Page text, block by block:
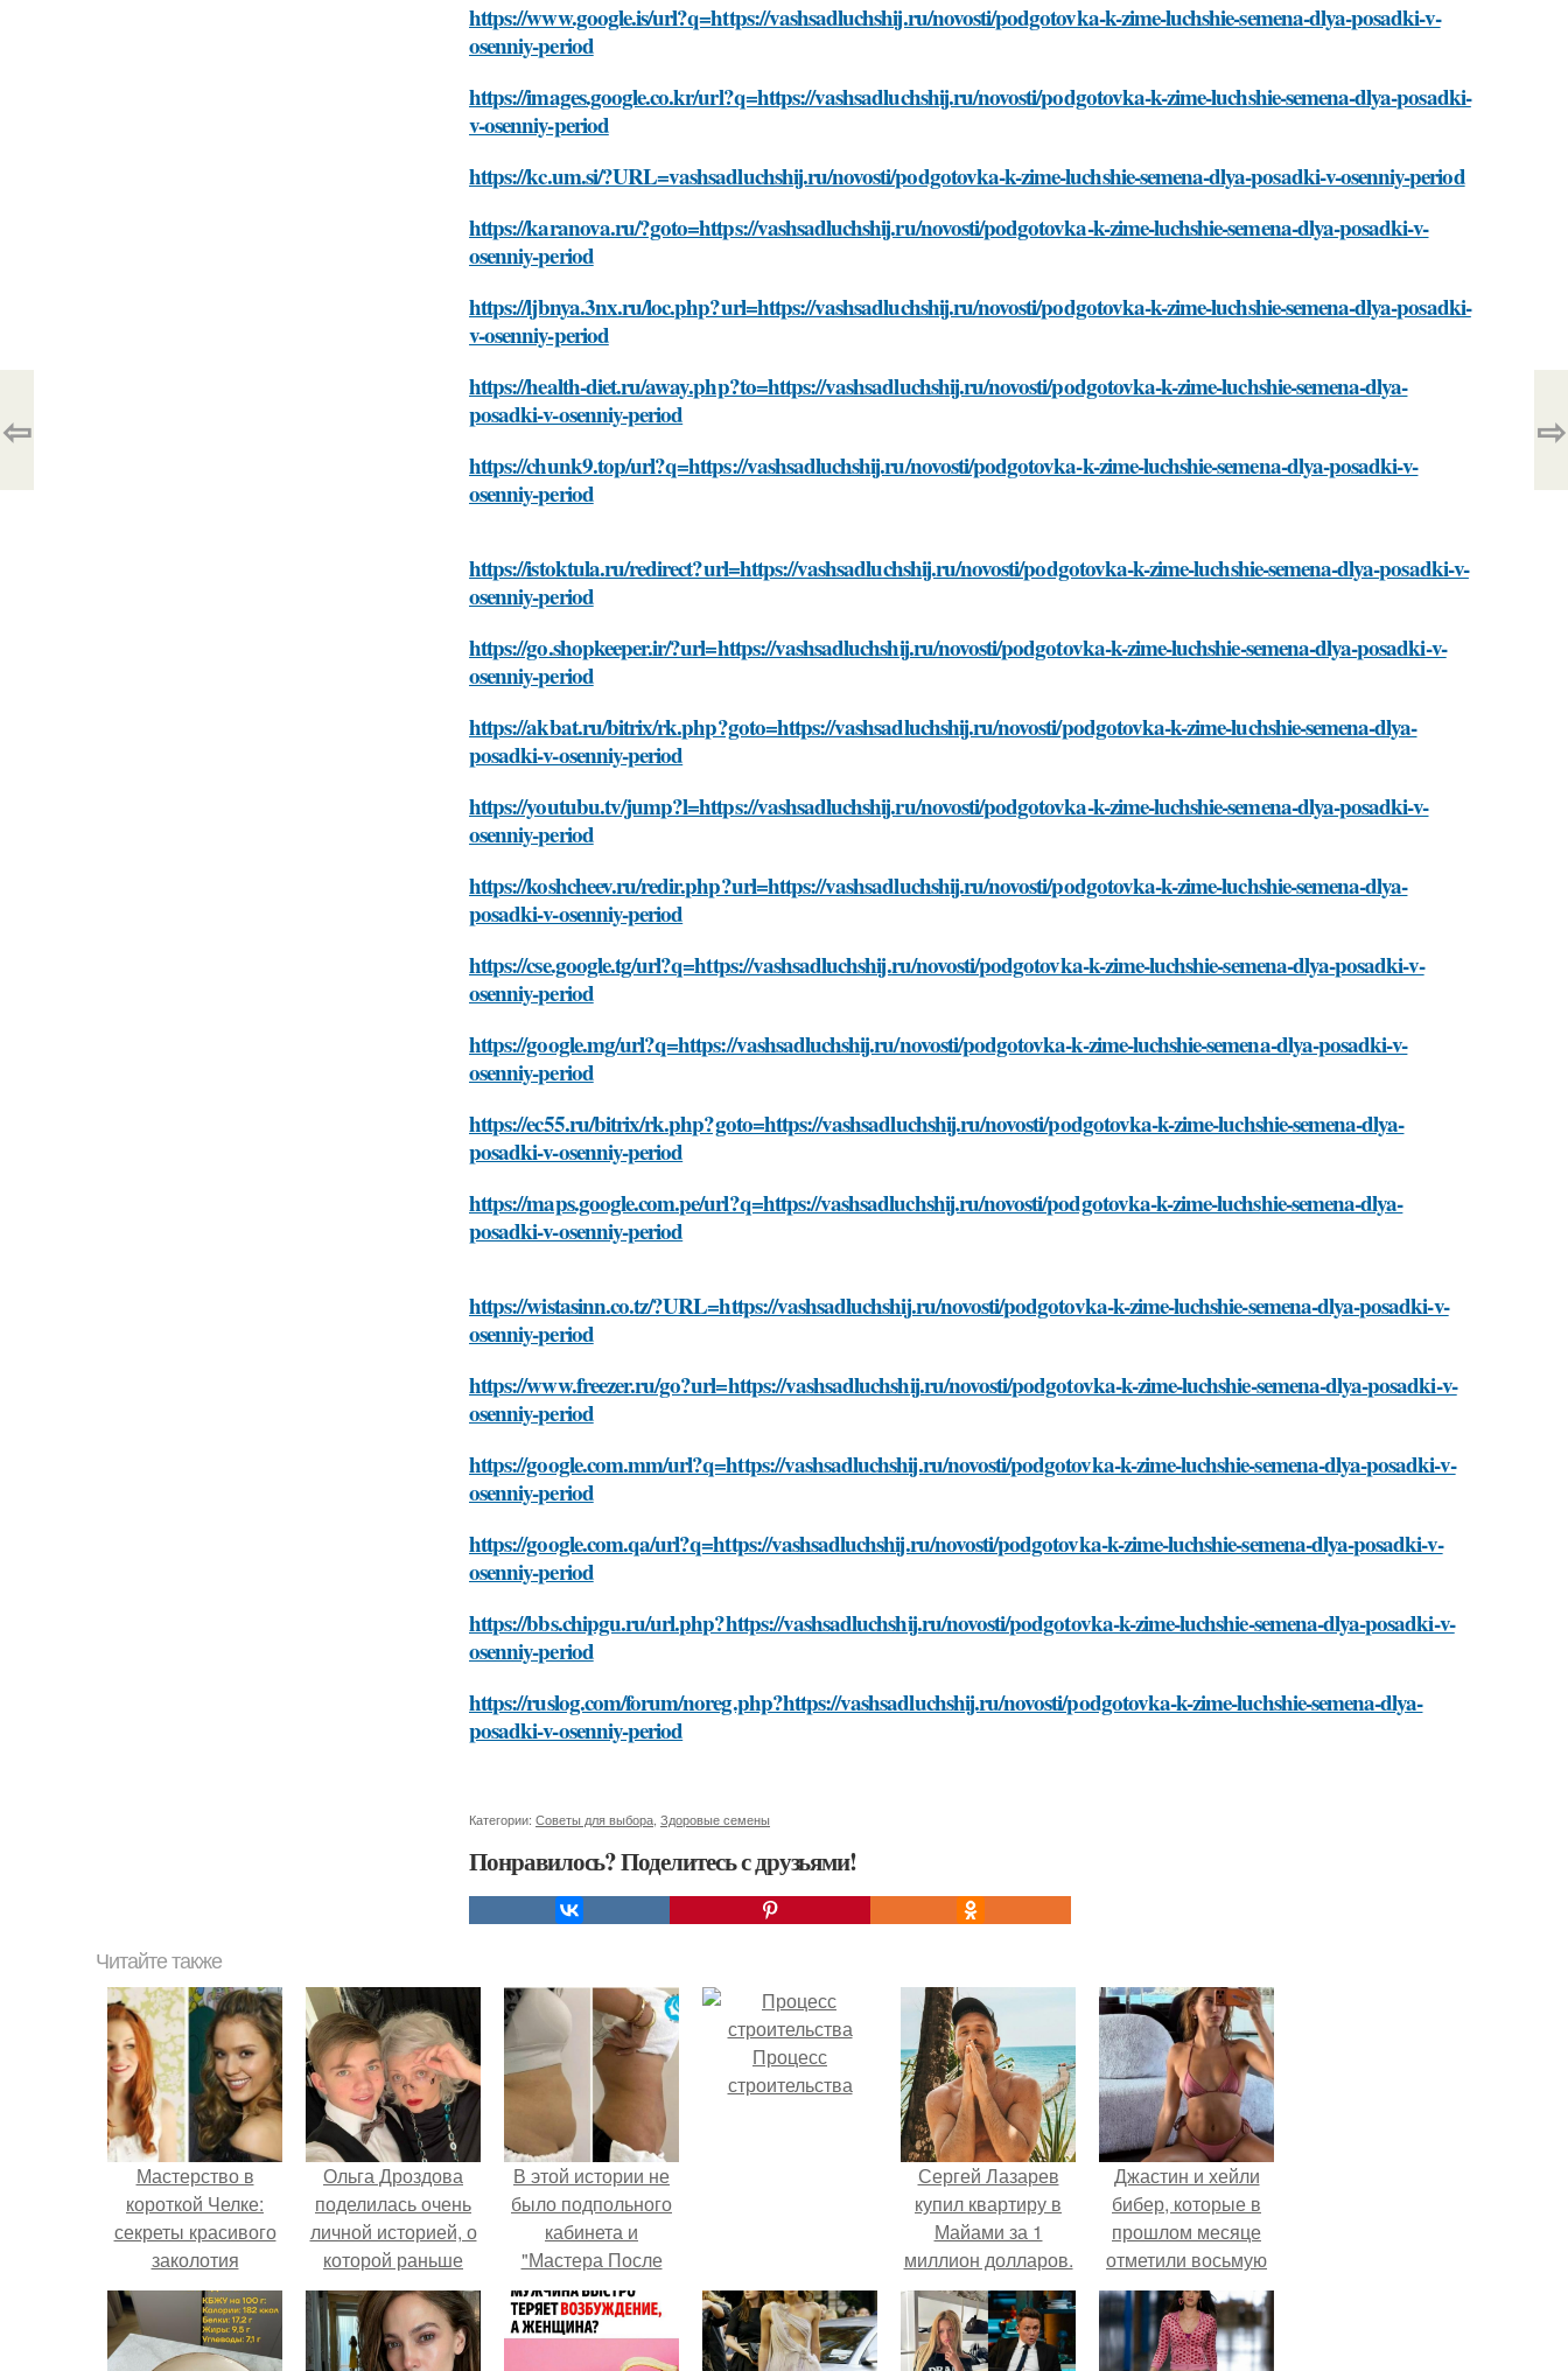
https://www.google.is/url?q=https://vashsadluchshij.ru/novosti/podgotovka-k-zime-luchshie-semena-dlya-posadki-v-
osenniy-period
https://images.google.co.kr/url?q=https://vashsadluchshij.ru/novosti/podgotovka-k-zime-luchshie-semena-dlya-posadki-
v-osenniy-period
https://kc.um.si/?URL=vashsadluchshij.ru/novosti/podgotovka-k-zime-luchshie-semena-dlya-posadki-v-osenniy-period
https://karanova.ru/?goto=https://vashsadluchshij.ru/novosti/podgotovka-k-zime-luchshie-semena-dlya-posadki-v-
osenniy-period
https://ljbnya.3nx.ru/loc.php?url=https://vashsadluchshij.ru/novosti/podgotovka-k-zime-luchshie-semena-dlya-posadki-
v-osenniy-period
https://health-diet.ru/away.php?to=https://vashsadluchshij.ru/novosti/podgotovka-k-zime-luchshie-semena-dlya-
posadki-v-osenniy-period
https://chunk9.top/url?q=https://vashsadluchshij.ru/novosti/podgotovka-k-zime-luchshie-semena-dlya-posadki-v-
osenniy-period
https://istoktula.ru/redirect?url=https://vashsadluchshij.ru/novosti/podgotovka-k-zime-luchshie-semena-dlya-posadki-v-
osenniy-period
https://go.shopkeeper.ir/?url=https://vashsadluchshij.ru/novosti/podgotovka-k-zime-luchshie-semena-dlya-posadki-v-
osenniy-period
https://akbat.ru/bitrix/rk.php?goto=https://vashsadluchshij.ru/novosti/podgotovka-k-zime-luchshie-semena-dlya-
posadki-v-osenniy-period
https://youtubu.tv/jump?l=https://vashsadluchshij.ru/novosti/podgotovka-k-zime-luchshie-semena-dlya-posadki-v-
osenniy-period
https://koshcheev.ru/redir.php?url=https://vashsadluchshij.ru/novosti/podgotovka-k-zime-luchshie-semena-dlya-
posadki-v-osenniy-period
https://cse.google.tg/url?q=https://vashsadluchshij.ru/novosti/podgotovka-k-zime-luchshie-semena-dlya-posadki-v-
osenniy-period
https://google.mg/url?q=https://vashsadluchshij.ru/novosti/podgotovka-k-zime-luchshie-semena-dlya-posadki-v-
osenniy-period
https://ec55.ru/bitrix/rk.php?goto=https://vashsadluchshij.ru/novosti/podgotovka-k-zime-luchshie-semena-dlya-
posadki-v-osenniy-period
https://maps.google.com.pe/url?q=https://vashsadluchshij.ru/novosti/podgotovka-k-zime-luchshie-semena-dlya-
posadki-v-osenniy-period
https://wistasinn.co.tz/?URL=https://vashsadluchshij.ru/novosti/podgotovka-k-zime-luchshie-semena-dlya-posadki-v-
osenniy-period
https://www.freezer.ru/go?url=https://vashsadluchshij.ru/novosti/podgotovka-k-zime-luchshie-semena-dlya-posadki-v-
osenniy-period
https://google.com.mm/url?q=https://vashsadluchshij.ru/novosti/podgotovka-k-zime-luchshie-semena-dlya-posadki-v-
osenniy-period
https://google.com.qa/url?q=https://vashsadluchshij.ru/novosti/podgotovka-k-zime-luchshie-semena-dlya-posadki-v-
osenniy-period
https://bbs.chipgu.ru/url.php?https://vashsadluchshij.ru/novosti/podgotovka-k-zime-luchshie-semena-dlya-posadki-v-
osenniy-period
https://ruslog.com/forum/noreg.php?https://vashsadluchshij.ru/novosti/podgotovka-k-zime-luchshie-semena-dlya-
posadki-v-osenniy-period
Категории: Советы для выбора Здоровые семены
Понравилось? Поделитесь с друзьями!
⇦ ⇨
Читайте также
Мастерство в
короткой Челке:
секреты красивого
заколотия
Ольга Дроздова
поделилась очень
личной историей, о
которой раньше
почти не говорила.
В этой истории не
было подпольного
кабинета и
"Мастера После
Двухнедельных
Курсов".
Процесс
строительства
Сергей Лазарев
купил квартиру в
Майами за 1
миллион долларов.
Джастин и хейли
бибер, которые в
прошлом месяце
отметили восьмую
годовщину
помолвки, показали
новые фото с